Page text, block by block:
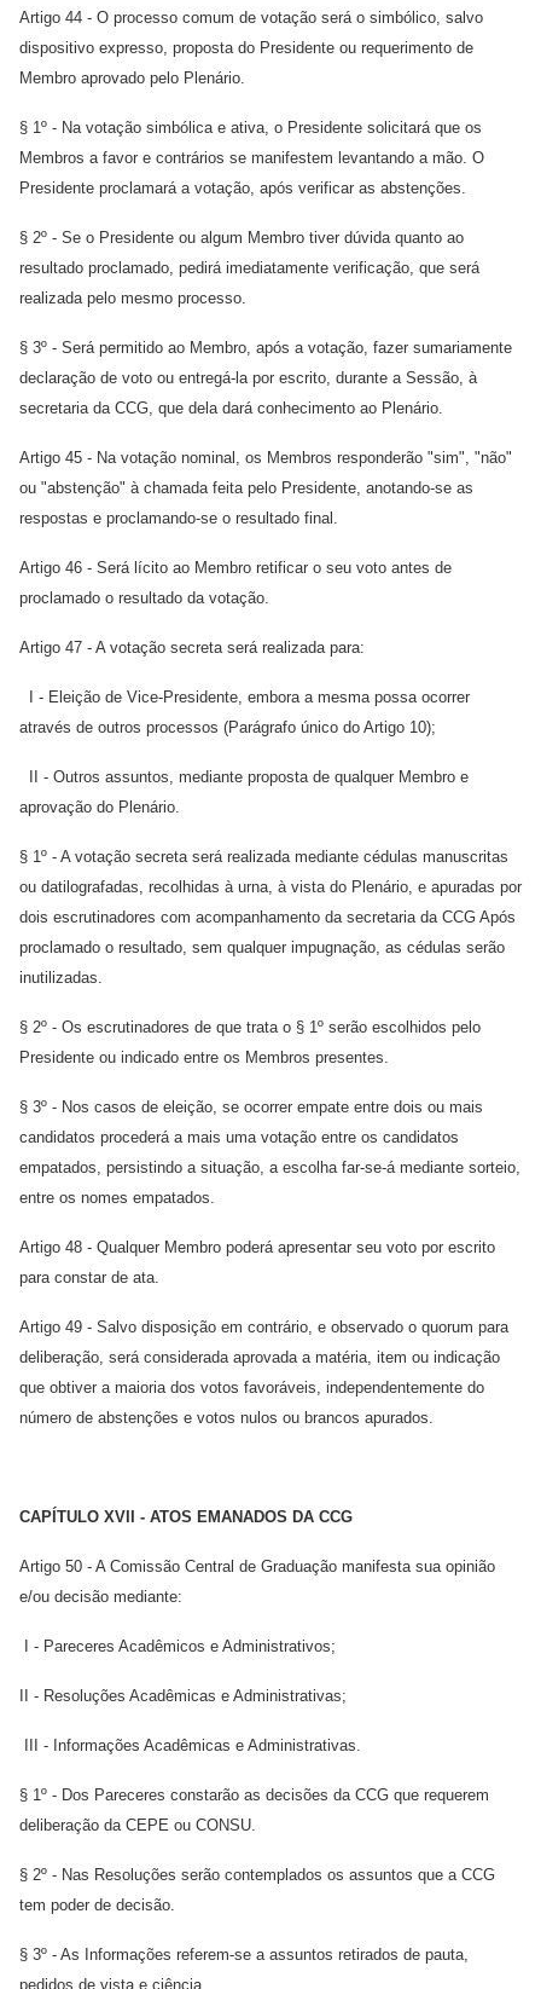
Artigo 44 - O processo comum de votação será o simbólico, salvo
dispositivo expresso, proposta do Presidente ou requerimento de
Membro aprovado pelo Plenário.
§ 1º - Na votação simbólica e ativa, o Presidente solicitará que os
Membros a favor e contrários se manifestem levantando a mão. O
Presidente proclamará a votação, após verificar as abstenções.
§ 2º - Se o Presidente ou algum Membro tiver dúvida quanto ao
resultado proclamado, pedirá imediatamente verificação, que será
realizada pelo mesmo processo.
§ 3º - Será permitido ao Membro, após a votação, fazer sumariamente
declaração de voto ou entregá-la por escrito, durante a Sessão, à
secretaria da CCG, que dela dará conhecimento ao Plenário.
Artigo 45 - Na votação nominal, os Membros responderão "sim", "não"
ou "abstenção" à chamada feita pelo Presidente, anotando-se as
respostas e proclamando-se o resultado final.
Artigo 46 - Será lícito ao Membro retificar o seu voto antes de
proclamado o resultado da votação.
Artigo 47 - A votação secreta será realizada para:
I - Eleição de Vice-Presidente, embora a mesma possa ocorrer
através de outros processos (Parágrafo único do Artigo 10);
II - Outros assuntos, mediante proposta de qualquer Membro e
aprovação do Plenário.
§ 1º - A votação secreta será realizada mediante cédulas manuscritas
ou datilografadas, recolhidas à urna, à vista do Plenário, e apuradas por
dois escrutinadores com acompanhamento da secretaria da CCG Após
proclamado o resultado, sem qualquer impugnação, as cédulas serão
inutilizadas.
§ 2º - Os escrutinadores de que trata o § 1º serão escolhidos pelo
Presidente ou indicado entre os Membros presentes.
§ 3º - Nos casos de eleição, se ocorrer empate entre dois ou mais
candidatos procederá a mais uma votação entre os candidatos
empatados, persistindo a situação, a escolha far-se-á mediante sorteio,
entre os nomes empatados.
Artigo 48 - Qualquer Membro poderá apresentar seu voto por escrito
para constar de ata.
Artigo 49 - Salvo disposição em contrário, e observado o quorum para
deliberação, será considerada aprovada a matéria, item ou indicação
que obtiver a maioria dos votos favoráveis, independentemente do
número de abstenções e votos nulos ou brancos apurados.
CAPÍTULO XVII - ATOS EMANADOS DA CCG
Artigo 50 - A Comissão Central de Graduação manifesta sua opinião
e/ou decisão mediante:
I - Pareceres Acadêmicos e Administrativos;
II - Resoluções Acadêmicas e Administrativas;
III - Informações Acadêmicas e Administrativas.
§ 1º - Dos Pareceres constarão as decisões da CCG que requerem
deliberação da CEPE ou CONSU.
§ 2º - Nas Resoluções serão contemplados os assuntos que a CCG
tem poder de decisão.
§ 3º - As Informações referem-se a assuntos retirados de pauta,
pedidos de vista e ciência.